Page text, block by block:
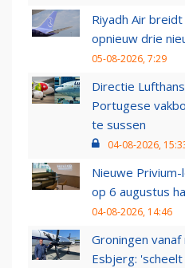
Riyadh Air
opnieuw drie
05-08-2026, 7:29
Directie
Portugese
te sussen
04-08-2026,
Nieuwe
op 6 augustus
04-08-2026, 14:46
Groningen
Esbjerg: